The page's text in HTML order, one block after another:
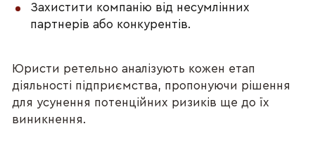
Захистити компанію від несумлінних
партнерів або конкурентів.
Юристи ретельно аналізують кожен етап
діяльності підприємства, пропонуючи рішення
для усунення потенційних ризиків ще до їх
виникнення.